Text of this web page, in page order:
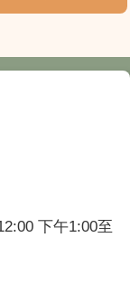
下午1:00至